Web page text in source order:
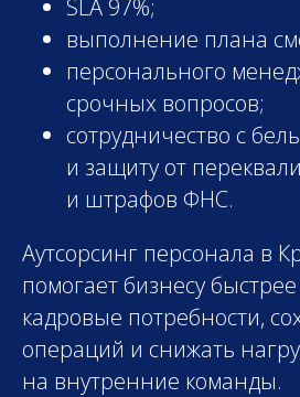
SLA 97%;
выполнение плана
персонального
срочных вопросов;
сотрудничество с
и защиту от
и штрафов ФНС.
Аутсорсинг персонала в
помогает бизнесу
кадровые потребности,
операций и снижать
на внутренние команды.